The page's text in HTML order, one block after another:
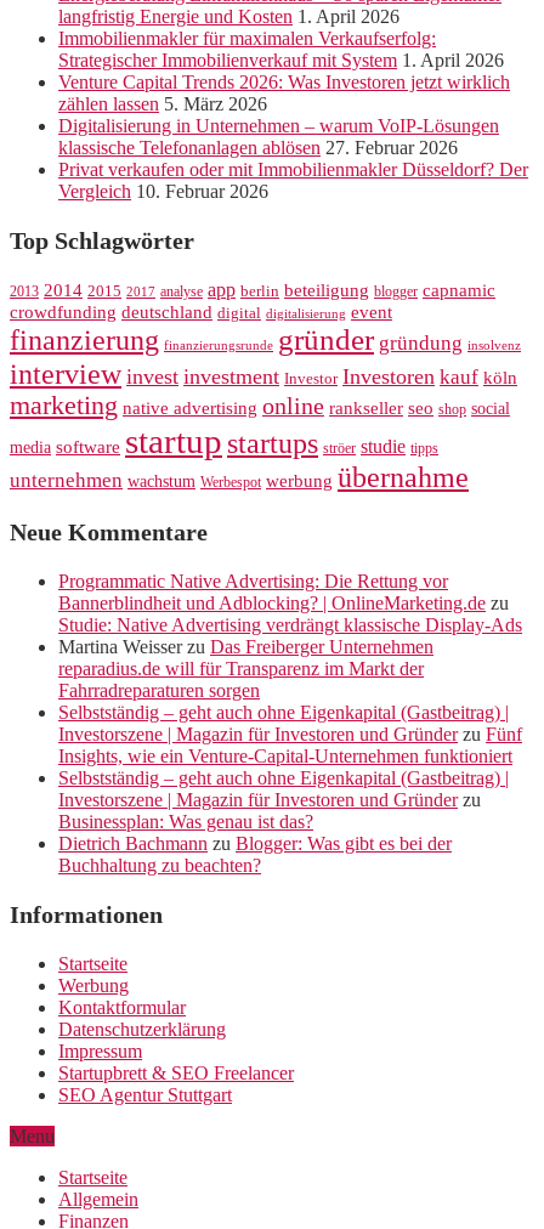
langfristig Energie und Kosten 1. April 2026
Immobilienmakler für maximalen Verkaufserfolg:
Strategischer Immobilienverkauf mit System 1. April 2026
Venture Capital Trends 2026: Was Investoren jetzt wirklich
zählen lassen 5. März 2026
Digitalisierung in Unternehmen – warum VoIP-Lösungen
klassische Telefonanlagen ablösen 27. Februar 2026
Privat verkaufen oder mit Immobilienmakler Düsseldorf? Der
Vergleich 10. Februar 2026
Top Schlagwörter
2013 2014 2015 2017 analyse app berlin beteiligung blogger capnamic
crowdfunding deutschland digital digitalisierung event
finanzierung finanzierungsrunde gründer gründung insolvenz
interview invest investment Investor Investoren kauf köln
marketing native advertising online rankseller seo shop social
media software startup startups ströer studie tipps
unternehmen wachstum Werbespot werbung übernahme
Neue Kommentare
Programmatic Native Advertising: Die Rettung vor
Bannerblindheit und Adblocking? | OnlineMarketing.de zu
Studie: Native Advertising verdrängt klassische Display-Ads
Martina Weisserzu Das Freiberger Unternehmen
reparadius.de will für Transparenz im Markt der
Fahrradreparaturen sorgen
Selbstständig – geht auch ohne Eigenkapital (Gastbeitrag) |
Investorszene | Magazin für Investoren und Gründerzu Fünf
Insights, wie ein Venture-Capital-Unternehmen funktioniert
Selbstständig – geht auch ohne Eigenkapital (Gastbeitrag) |
Investorszene | Magazin für Investoren und Gründerzu
Businessplan: Was genau ist das?
Dietrich Bachmann zu Blogger: Was gibt es bei der
Buchhaltung zu beachten?
Informationen
Startseite
Werbung
Kontaktformular
Datenschutzerklärung
Impressum
Startupbrett & SEO Freelancer
SEO Agentur Stuttgart
Menu
Startseite
Allgemein
Finanzen